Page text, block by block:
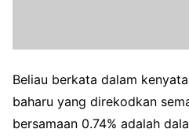
Beliau berkata dalam
baharu yang direkodkan
bersamaan 0.74% adalah